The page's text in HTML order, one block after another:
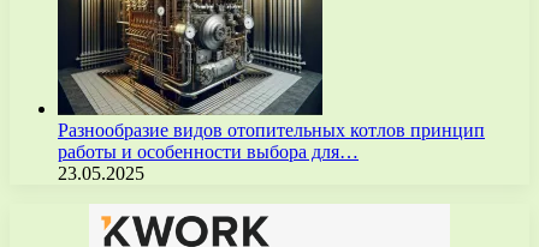
Разнообразие видов отопительных котлов принцип
работы и особенности выбора для…
23.05.2025